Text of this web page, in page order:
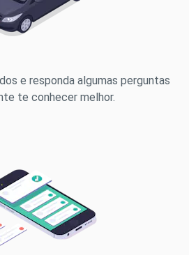
e responda algumas perguntas
te conhecer melhor.